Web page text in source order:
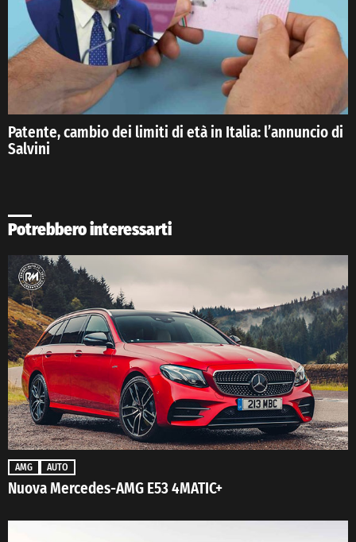
Patente, cambio dei limiti di età in Italia: l’annuncio di
Salvini
Potrebbero interessarti
AMG AUTO
Nuova Mercedes-AMG E53 4MATIC+